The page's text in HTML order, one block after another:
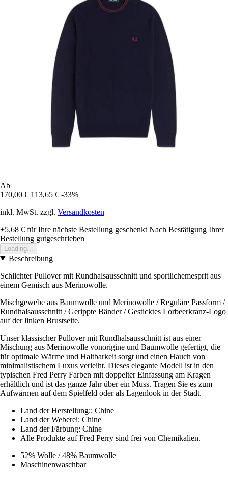
Ab
170,00 € 113,65 € -33%
inkl. MwSt. zzgl. Versandkosten
+5,68 € für Ihre nächste Bestellung geschenkt Nach Bestätigung Ihrer
Bestellung gutgeschrieben
Loading...
Beschreibung
Schlichter Pullover mit Rundhalsausschnitt und sportlichemesprit aus
einem Gemisch aus Merinowolle.
Mischgewebe aus Baumwolle und Merinowolle / Reguläre Passform /
Rundhalsausschnitt / Gerippte Bänder / Gesticktes Lorbeerkranz-Logo
auf der linken Brustseite.
Unser klassischer Pullover mit Rundhalsausschnitt ist aus einer
Mischung aus Merinowolle vonorigine und Baumwolle gefertigt, die
für optimale Wärme und Haltbarkeit sorgt und einen Hauch von
minimalistischem Luxus verleiht. Dieses elegante Modell ist in den
typischen Fred Perry Farben mit doppelter Einfassung am Kragen
erhältlich und ist das ganze Jahr über ein Muss. Tragen Sie es zum
Aufwärmen auf dem Spielfeld oder als Lagenlook in der Stadt.
Land der Herstellung:: Chine
Land der Weberei: Chine
Land der Färbung: Chine
Alle Produkte auf Fred Perry sind frei von Chemikalien.
52% Wolle / 48% Baumwolle
Maschinenwaschbar